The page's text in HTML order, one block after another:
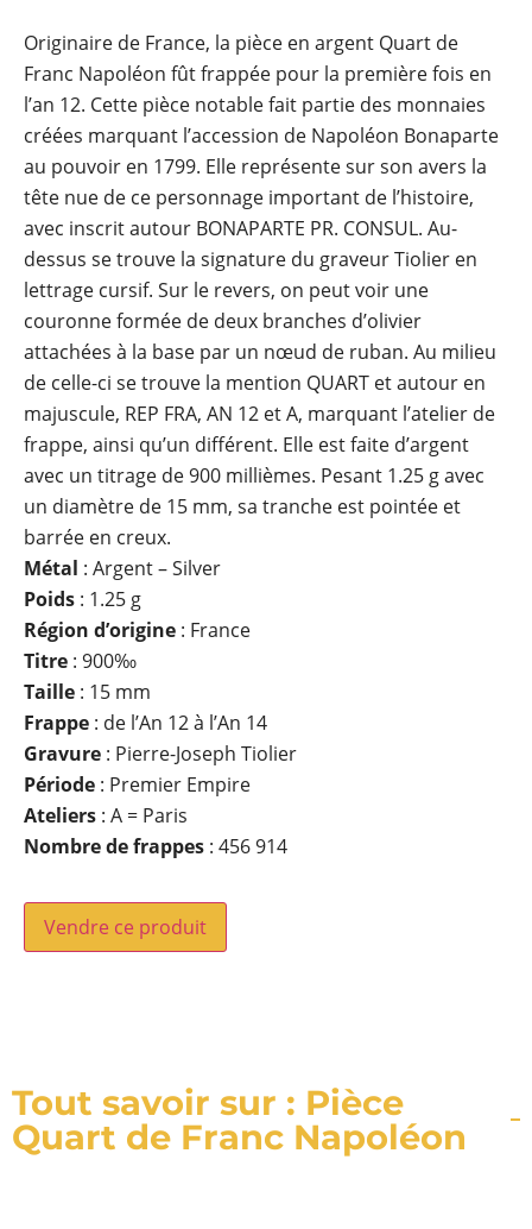
Originaire de France, la pièce en argent Quart de
Franc Napoléon fût frappée pour la première fois en
l’an 12. Cette pièce notable fait partie des monnaies
créées marquant l’accession de Napoléon Bonaparte
au pouvoir en 1799. Elle représente sur son avers la
tête nue de ce personnage important de l’histoire,
avec inscrit autour BONAPARTE PR. CONSUL. Au-
dessus se trouve la signature du graveur Tiolier en
lettrage cursif. Sur le revers, on peut voir une
couronne formée de deux branches d’olivier
attachées à la base par un nœud de ruban. Au milieu
de celle-ci se trouve la mention QUART et autour en
majuscule, REP FRA, AN 12 et A, marquant l’atelier de
frappe, ainsi qu’un différent. Elle est faite d’argent
avec un titrage de 900 millièmes. Pesant 1.25 g avec
un diamètre de 15 mm, sa tranche est pointée et
barrée en creux.
Métal : Argent – Silver
Poids : 1.25 g
Région d’origine : France
Titre : 900‰
Taille : 15 mm
Frappe : de l’An 12 à l’An 14
Gravure : Pierre-Joseph Tiolier
Période : Premier Empire
Ateliers : A = Paris
Nombre de frappes : 456 914
Vendre ce produit
Tout savoir sur : Pièce
Quart de Franc Napoléon